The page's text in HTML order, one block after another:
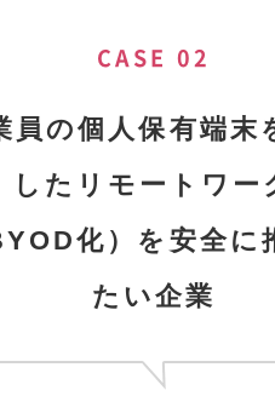
CASE 02
員の個人保有端末
したリモートワー
化）を安全に
たい企業